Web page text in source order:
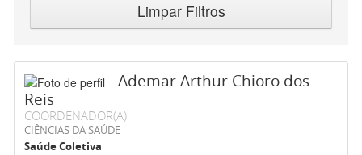
Limpar Filtros
Ademar Arthur Chioro dos
Reis
COORDENADOR(A)
CIÊNCIAS DA SAÚDE
Saúde Coletiva